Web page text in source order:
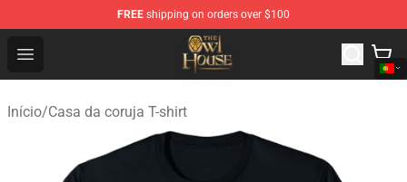
FREE shipping on orders over $100
Open menu
The Owl House Store - Official The Owl House
Início/Casa da coruja T-shirt